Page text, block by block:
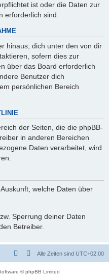
ist oder die Daten zur
erforderlich sind.
hinaus, dich unter den von dir
sofern dies zur
über das Board erforderlich
Benutzer dich
persönlichen Bereich
der Seiten, die die phpBB-
in anderen Bereichen
Daten verarbeitet, wird
welche Daten über
Sperrung deiner Daten
Betreiber.
Alle Zeiten sind UTC+02:00
© phpBB Limited